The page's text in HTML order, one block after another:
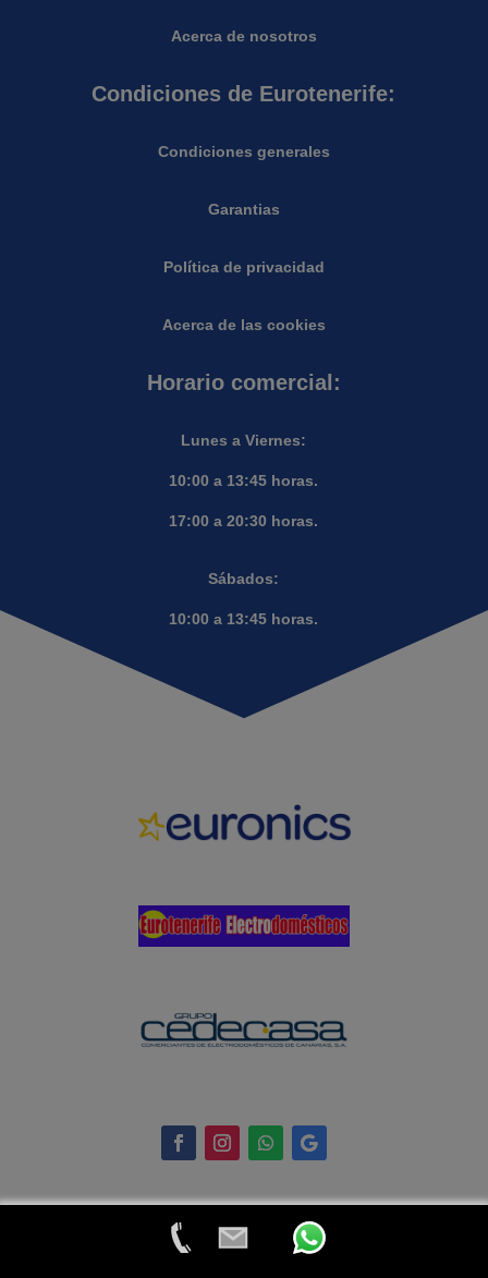
Acerca de nosotros
Condiciones de Eurotenerife:
Condiciones generales
Garantias
Política de privacidad
Acerca de las cookies
Horario comercial:
Lunes a Viernes:
10:00 a 13:45 horas.
17:00 a 20:30 horas.
Sábados:
10:00 a 13:45 horas.